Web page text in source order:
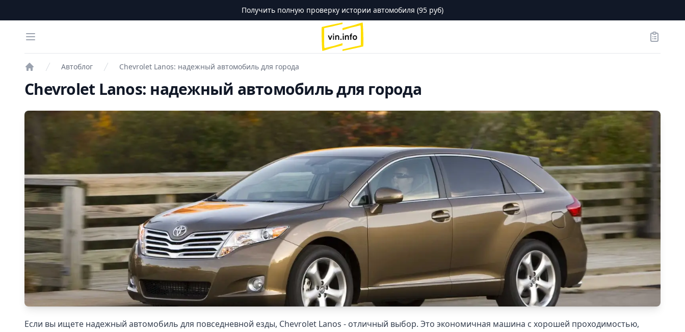
Получить полную проверку истории автомобиля (95 руб)
Open menu
logo
Заказы
Автоблог Chevrolet Lanos: надежный автомобиль для города
Chevrolet Lanos: надежный автомобиль для города
Если вы ищете надежный автомобиль для повседневной езды, Chevrolet Lanos - отличный выбор. Это экономичная машина с хорошей проходимостью,